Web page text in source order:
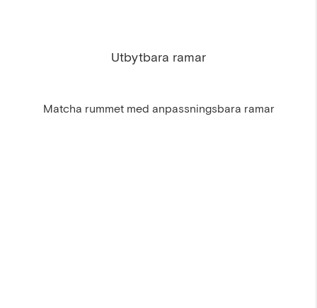
Utbytbara ramar
Matcha rummet med anpassningsbara ramar